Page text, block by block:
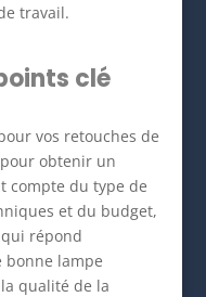
travail.
clé
vos retouches de
obtenir un
compte du type de
et du budget,
répond
bonne lampe
qualité de la